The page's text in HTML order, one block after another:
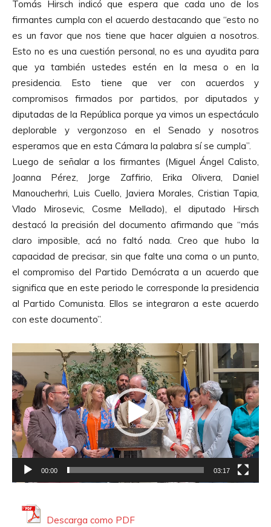
Tomás Hirsch indicó que espera que cada uno de los
firmantes cumpla con el acuerdo destacando que “esto no
es un favor que nos tiene que hacer alguien a nosotros.
Esto no es una cuestión personal, no es una ayudita para
que ya también ustedes estén en la mesa o en la
presidencia. Esto tiene que ver con acuerdos y
compromisos firmados por partidos, por diputados y
diputadas de la República porque ya vimos un espectáculo
deplorable y vergonzoso en el Senado y nosotros
esperamos que en esta Cámara la palabra sí se cumpla”.
Luego de señalar a los firmantes (Miguel Ángel Calisto,
Joanna Pérez, Jorge Zaffirio, Erika Olivera, Daniel
Manoucherhri, Luis Cuello, Javiera Morales, Cristian Tapia,
Vlado Mirosevic, Cosme Mellado), el diputado Hirsch
destacó la precisión del documento afirmando que “más
claro imposible, acá no faltó nada. Creo que hubo la
capacidad de precisar, sin que falte una coma o un punto,
el compromiso del Partido Demócrata a un acuerdo que
significa que en este periodo le corresponde la presidencia
al Partido Comunista. Ellos se integraron a este acuerdo
con este documento”.
R
p
r
o
d
u
c
00:00 03:17
Descarga como PDF